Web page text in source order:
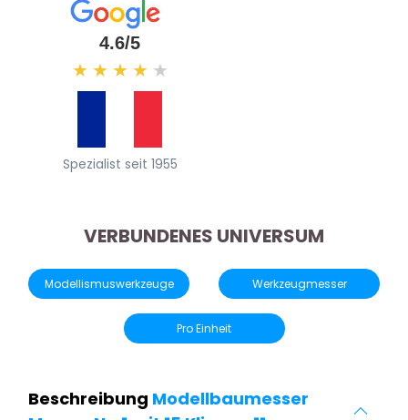
4.6/5
★ ★ ★ ★ ★
Spezialist seit 1955
VERBUNDENES UNIVERSUM
Modellismuswerkzeuge Werkzeugmesser
Pro Einheit
Beschreibung Modellbaumesser